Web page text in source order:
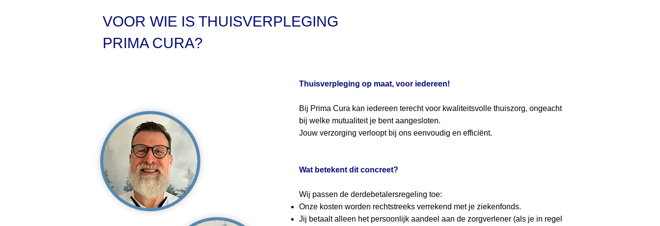
VOOR WIE IS THUISVERPLEGING
PRIMA CURA?
Thuisverpleging op maat, voor iedereen!
Bij Prima Cura kan iedereen terecht voor kwaliteitsvolle thuiszorg, ongeacht
bij welke mutualiteit je bent aangesloten.
Jouw verzorging verloopt bij ons eenvoudig en efficiënt.
Wat betekent dit concreet?
Wij passen de derdebetalersregeling toe:
Onze kosten worden rechtstreeks verrekend met je ziekenfonds.
Jij betaalt alleen het persoonlijk aandeel aan de zorgverlener (als je in regel